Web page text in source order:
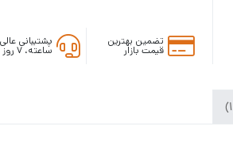
تضمین بهترین
قیمت بازار ساعته، ۷ روز هفته